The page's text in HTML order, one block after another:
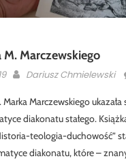
M. Marczewskiego
Author
Dariusz Chmielewski
Marczewskiego
diakonatu stałego.
teologia-duchowość”
diakonatu, które –